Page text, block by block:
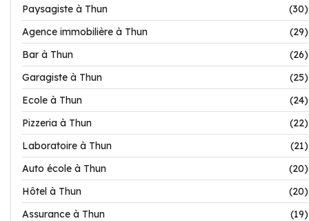
Paysagiste à Thun
(30)
Agence immobilière à Thun
(29)
Bar à Thun
(26)
Garagiste à Thun
(25)
Ecole à Thun
(24)
Pizzeria à Thun
(22)
Laboratoire à Thun
(21)
Auto école à Thun
(20)
Hôtel à Thun
(20)
Assurance à Thun
(19)